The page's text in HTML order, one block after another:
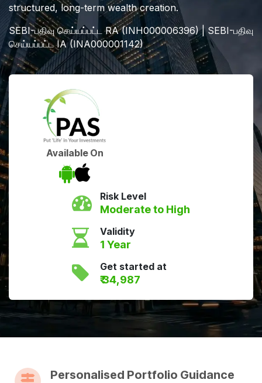
structured, long-term wealth creation.​
SEBI-பதிவு செய்யப்பட்ட RA (INH000006396) | SEBI-பதிவு
செய்யப்பட்ட IA (INA000001142)
Available On
Risk Level
Moderate to High
Validity
1 Year
Get started at
₹ 34,987
Personalised Portfolio Guidance